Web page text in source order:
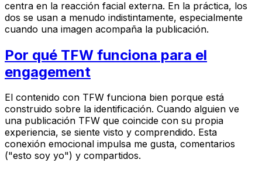
centra en la reacción facial externa. En la práctica, los
dos se usan a menudo indistintamente, especialmente
cuando una imagen acompaña la publicación.
Por qué TFW funciona para el
engagement
El contenido con TFW funciona bien porque está
construido sobre la identificación. Cuando alguien ve
una publicación TFW que coincide con su propia
experiencia, se siente visto y comprendido. Esta
conexión emocional impulsa me gusta, comentarios
("esto soy yo") y compartidos.